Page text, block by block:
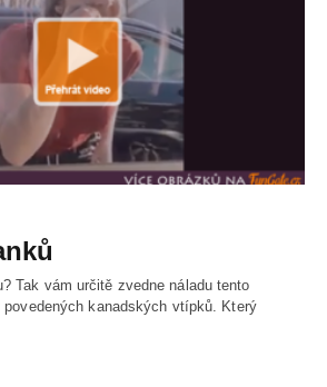
Tak vám určitě zvedne náladu tento
kanadských vtípků. Který